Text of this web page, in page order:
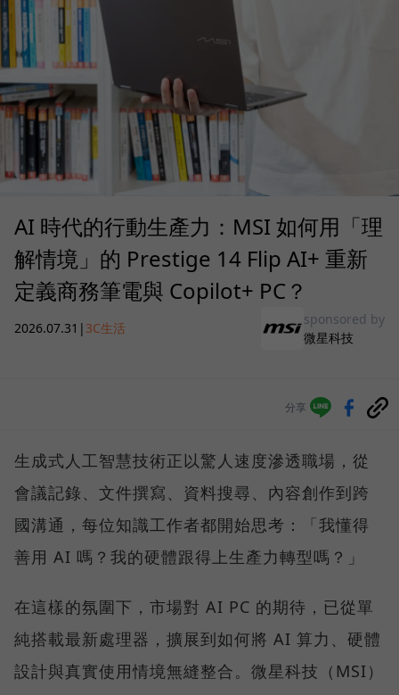
AI 時代的行動生產力：MSI 如何用「理
解情境」的 Prestige 14 Flip AI+ 重新
定義商務筆電與 Copilot+ PC？
2026.07.31 | 3C生活
sponsored by
微星科技
分享
生成式人工智慧技術正以驚人速度滲透職場，從
會議記錄、文件撰寫、資料搜尋、內容創作到跨
國溝通，每位知識工作者都開始思考：「我懂得
善用 AI 嗎？我的硬體跟得上生產力轉型嗎？」
在這樣的氛圍下，市場對 AI PC 的期待，已從單
純搭載最新處理器，擴展到如何將 AI 算力、硬體
設計與真實使用情境無縫整合。微星科技（MSI）